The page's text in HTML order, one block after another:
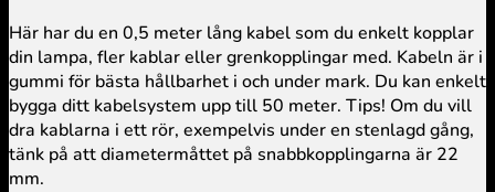
Här har du en 0,5 meter lång kabel som du enkelt kopplar
din lampa, fler kablar eller grenkopplingar med. Kabeln är i
gummi för bästa hållbarhet i och under mark. Du kan enkelt
bygga ditt kabelsystem upp till 50 meter. Tips! Om du vill
dra kablarna i ett rör, exempelvis under en stenlagd gång,
tänk på att diametermåttet på snabbkopplingarna är 22
mm.